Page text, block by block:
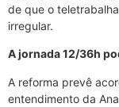
de que o
irregular.
A jornada 12/36h
A reforma prevê
entendimento da